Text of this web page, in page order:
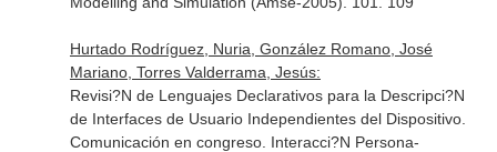
Hurtado Rodríguez, Nuria, González Romano, José
Mariano, Torres Valderrama, Jesús:
Revisi?N de Lenguajes Declarativos para la Descripci?N
de Interfaces de Usuario Independientes del Dispositivo.
Comunicación en congreso. Interacci?N Persona-